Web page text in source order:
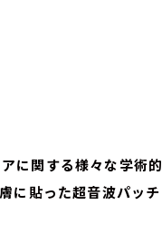
に関する様々な学術的
に貼った超音波パッチ